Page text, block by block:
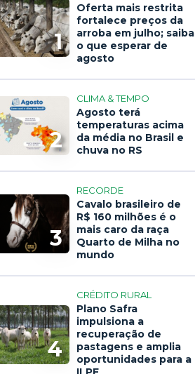
1
Oferta mais restrita
fortalece preços da
arroba em julho; saiba
o que esperar de
agosto
2
CLIMA & TEMPO
Agosto terá
temperaturas acima
da média no Brasil e
chuva no RS
3
RECORDE
Cavalo brasileiro de
R$ 160 milhões é o
mais caro da raça
Quarto de Milha no
mundo
4
CRÉDITO RURAL
Plano Safra
impulsiona a
recuperação de
pastagens e amplia
oportunidades para a